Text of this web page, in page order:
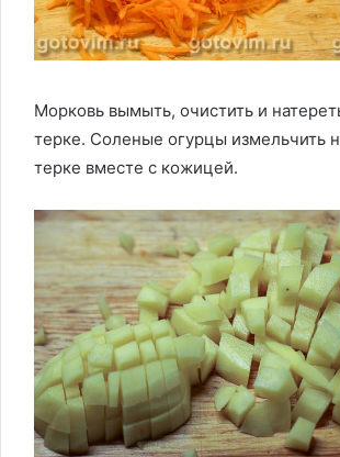
Морковь вымыть, очистить и
терке. Соленые огурцы измельчить
терке вместе с кожицей.